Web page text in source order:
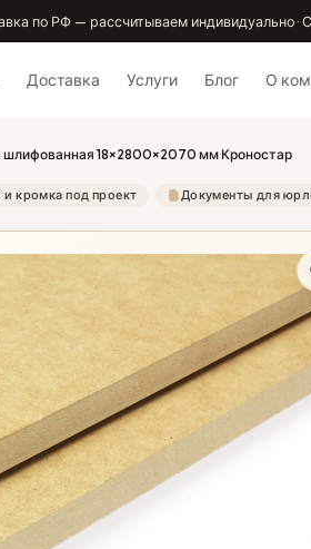
по РФ — рассчитываем индивидуально ·
Доставка Услуги Блог О
18×2800×2070 мм Кроностар
и кромка под проект Документы для